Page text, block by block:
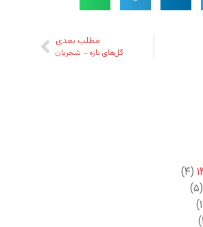
مطلب بعدی
گل‌های تازه – شجریان
(۴)
(۵)